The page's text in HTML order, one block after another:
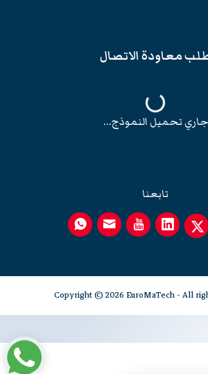
معاودة الاتصال
جاري تحميل النموذج...
تابعنا
Copyright © 2026 EuroMaTech - All